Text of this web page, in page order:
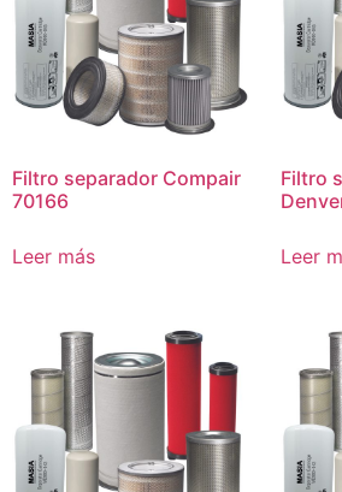
Filtro separador Compair
70166
Leer más
Filtro
Leer